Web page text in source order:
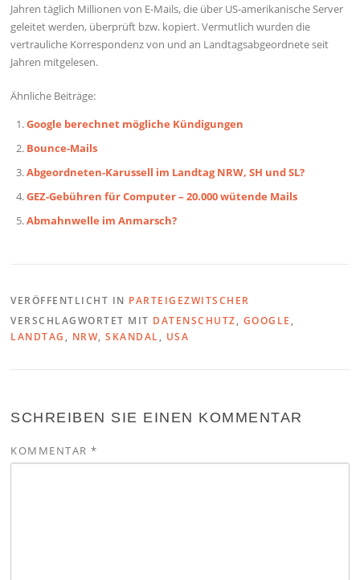
Jahren täglich Millionen von E-Mails, die über US-amerikanische Server
geleitet werden, überprüft bzw. kopiert. Vermutlich wurden die
vertrauliche Korrespondenz von und an Landtagsabgeordnete seit
Jahren mitgelesen.
Ähnliche Beiträge:
Google berechnet mögliche Kündigungen
Bounce-Mails
Abgeordneten-Karussell im Landtag NRW, SH und SL?
GEZ-Gebühren für Computer – 20.000 wütende Mails
Abmahnwelle im Anmarsch?
VERÖFFENTLICHT IN PARTEIGEZWITSCHER
VERSCHLAGWORTET MIT DATENSCHUTZ, GOOGLE ,
LANDTAG , NRW,SKANDAL, USA
SCHREIBEN SIE EINEN KOMMENTAR
KOMMENTAR*